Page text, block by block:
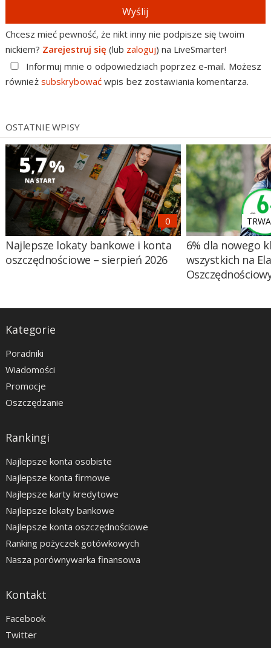
Wyślij
Chcesz mieć pewność, że nikt inny nie podpisze się twoim
nickiem? Zarejestruj się (lub zaloguj) na LiveSmarter!
Informuj mnie o odpowiedziach poprzez e-mail. Możesz
również subskrybowaćwpis bez zostawiania komentarza.
OSTATNIE WPISY
Najlepsze lokaty bankowe i konta
oszczędnościowe – sierpień 2026
6% dla nowego
wszystkich na
Kategorie
Poradniki
Wiadomości
Promocje
Oszczędzanie
Rankingi
Najlepsze konta osobiste
Najlepsze konta firmowe
Najlepsze karty kredytowe
Najlepsze lokaty bankowe
Najlepsze konta oszczędnościowe
Ranking pożyczek gotówkowych
Nasza porównywarka finansowa
Kontakt
Facebook
Twitter